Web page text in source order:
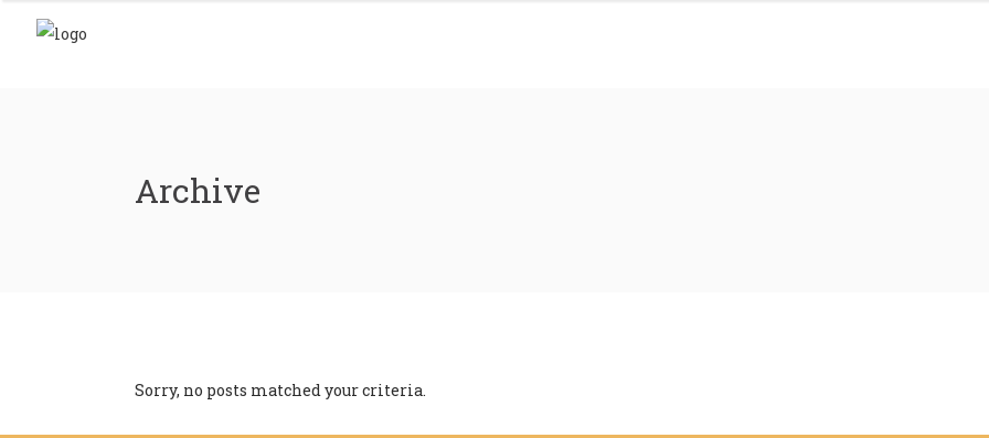
Archive
Sorry, no posts matched your criteria.